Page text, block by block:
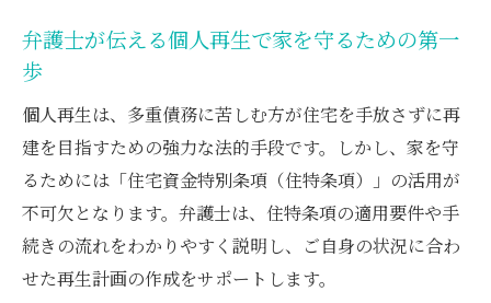
弁護士が伝える個人再生で家を守るための第一
歩
個人再生は、多重債務に苦しむ方が住宅を手放さずに再
建を目指すための強力な法的手段です。しかし、家を守
るためには「住宅資金特別条項（住特条項）」の活用が
不可欠となります。弁護士は、住特条項の適用要件や手
続きの流れをわかりやすく説明し、ご自身の状況に合わ
せた再生計画の作成をサポートします。